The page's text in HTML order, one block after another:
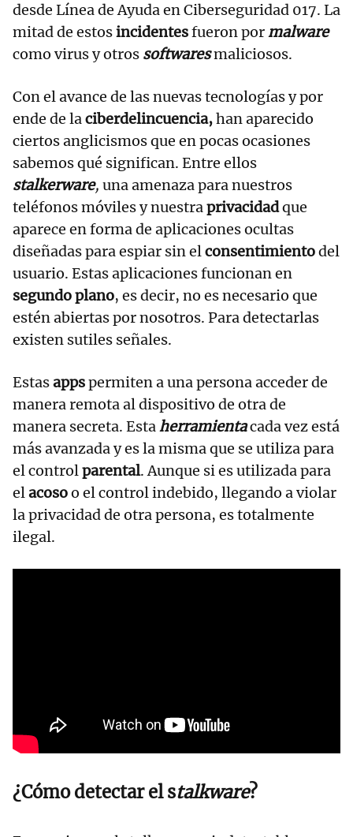
desde Línea de Ayuda en Ciberseguridad 017. La
mitad de estosincidentesfueron pormalware
como virus y otros softwaresmaliciosos.
Con el avance de las nuevas tecnologías y por
ende de laciberdelincuencia,han aparecido
ciertos anglicismos que en pocas ocasiones
sabemos qué significan. Entre ellos
stalkerware, una amenaza para nuestros
teléfonos móviles y nuestraprivacidadque
aparece en forma de aplicaciones ocultas
diseñadas para espiar sin elconsentimientodel
usuario. Estas aplicaciones funcionan en
segundo plano, es decir, no es necesario que
estén abiertas por nosotros. Para detectarlas
existen sutiles señales.
Estasappspermiten a una persona acceder de
manera remota al dispositivo de otra de
manera secreta. Estaherramientacada vez está
más avanzada y es la misma que se utiliza para
el controlparental. Aunque si es utilizada para
elacosoo el control indebido, llegando a violar
la privacidad de otra persona, es totalmente
ilegal.
¿Cómo detectar el stalkware?